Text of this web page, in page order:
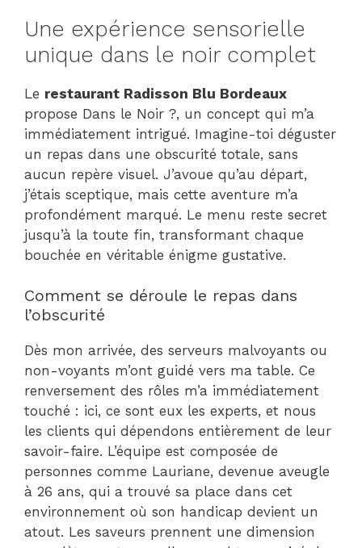
Une expérience sensorielle
unique dans le noir complet
Le restaurant Radisson Blu Bordeaux
propose Dans le Noir ?, un concept qui m’a
immédiatement intrigué. Imagine-toi déguster
un repas dans une obscurité totale, sans
aucun repère visuel. J’avoue qu’au départ,
j’étais sceptique, mais cette aventure m’a
profondément marqué. Le menu reste secret
jusqu’à la toute fin, transformant chaque
bouchée en véritable énigme gustative.
Comment se déroule le repas dans
l’obscurité
Dès mon arrivée, des serveurs malvoyants ou
non-voyants m’ont guidé vers ma table. Ce
renversement des rôles m’a immédiatement
touché : ici, ce sont eux les experts, et nous
les clients qui dépendons entièrement de leur
savoir-faire. L’équipe est composée de
personnes comme Lauriane, devenue aveugle
à 26 ans, qui a trouvé sa place dans cet
environnement où son handicap devient un
atout. Les saveurs prennent une dimension